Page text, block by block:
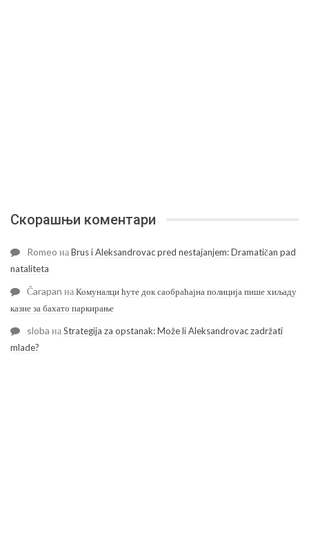
Скорашњи коментари
Romeo наBrus i Aleksandrovac pred nestajanjem: Dramatičan pad
nataliteta
Čarapan наКомуналци ћуте док саобраћајна полиција пише хиљаду
казне за бахато паркирање
sloba наStrategija za opstanak: Može li Aleksandrovac zadržati
mlade?